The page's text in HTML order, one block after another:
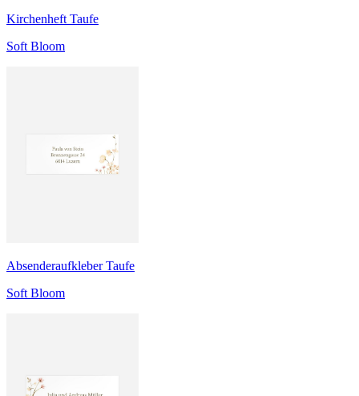
Kirchenheft Taufe
Soft Bloom
Absenderaufkleber Taufe
Soft Bloom